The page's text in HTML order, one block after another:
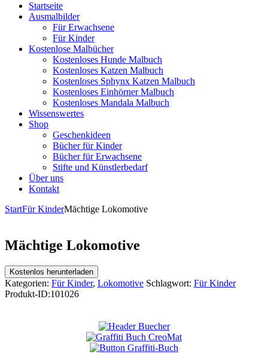
Startseite
Ausmalbilder
Für Erwachsene
Für Kinder
Kostenlose Malbücher
Kostenloses Hunde Malbuch
Kostenloses Katzen Malbuch
Kostenloses Sphynx Katzen Malbuch
Kostenloses Einhörner Malbuch
Kostenloses Mandala Malbuch
Wissenswertes
Shop
Geschenkideen
Bücher für Kinder
Bücher für Erwachsene
Stifte und Künstlerbedarf
Über uns
Kontakt
StartFür KinderMächtige Lokomotive
Mächtige Lokomotive
Kostenlos herunterladen
Kategorien: Für Kinder, Lokomotive Schlagwort: Für Kinder
Produkt-ID:101026